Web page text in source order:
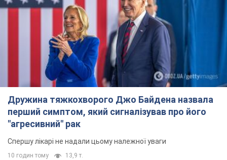
Дружина тяжкохворого Джо Байдена назвала
перший симптом, який сигналізував про його
"агресивний" рак
Спершу лікарі не надали цьому належної уваги
10 годин тому 13,9 т.